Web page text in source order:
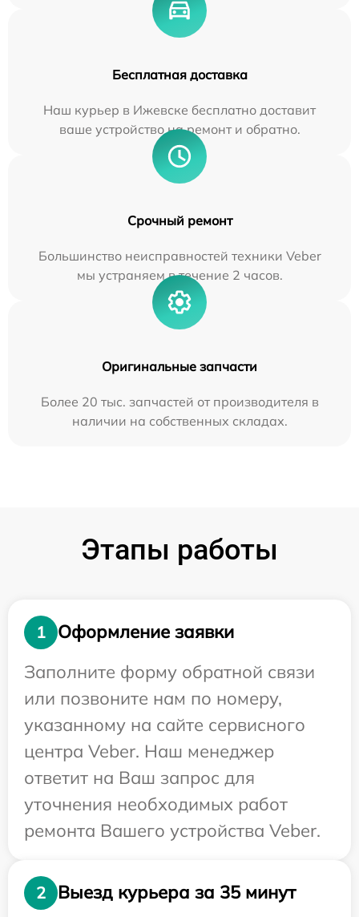
Бесплатная доставка
Наш курьер в Ижевске бесплатно доставит
ваше устройство на ремонт и обратно.
Срочный ремонт
Большинство неисправностей техники Veber
мы устраняем в течение 2 часов.
Оригинальные запчасти
Более 20 тыс. запчастей от производителя в
наличии на собственных складах.
Этапы работы
1
Оформление заявки
Заполните форму обратной связи
или позвоните нам по номеру,
указанному на сайте сервисного
центра Veber. Наш менеджер
ответит на Ваш запрос для
уточнения необходимых работ
ремонта Вашего устройства Veber.
2 Выезд курьера за 35 минут